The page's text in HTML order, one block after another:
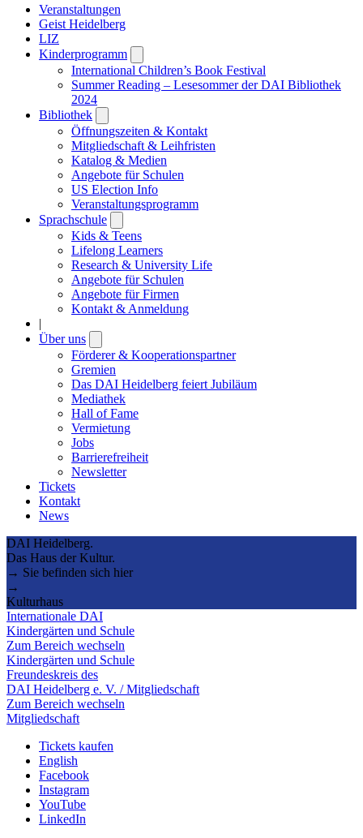
Veranstaltungen
Geist Heidelberg
LIZ
Kinderprogramm
submenu
International Children’s Book Festival
Summer Reading – Lesesommer der DAI Bibliothek
2024
Bibliothek
submenu
Öffnungszeiten & Kontakt
Mitgliedschaft & Leihfristen
Katalog & Medien
Angebote für Schulen
US Election Info
Veranstaltungsprogramm
Sprachschule
submenu
Kids & Teens
Lifelong Learners
Research & University Life
Angebote für Schulen
Angebote für Firmen
Kontakt & Anmeldung
|
Über uns
submenu
Förderer & Kooperationspartner
Gremien
Das DAI Heidelberg feiert Jubiläum
Mediathek
Hall of Fame
Vermietung
Jobs
Barrierefreiheit
Newsletter
Tickets
Kontakt
News
DAI Heidelberg.
Das Haus der Kultur.
→ Sie befinden sich hier
→
Kulturhaus
Internationale DAI
Kindergärten und Schule
Zum Bereich wechseln
Kindergärten und Schule
Freundeskreis des
DAI Heidelberg e. V. / Mitgliedschaft
Zum Bereich wechseln
Mitgliedschaft
Tickets kaufen
English
Facebook
Instagram
YouTube
LinkedIn